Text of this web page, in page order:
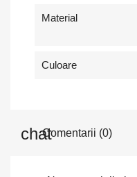
Material
Culoare
Comentarii (0)